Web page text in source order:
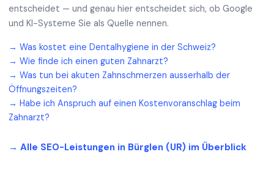
entscheidet — und genau hier entscheidet sich, ob Google
und KI-Systeme Sie als Quelle nennen.
→ Was kostet eine Dentalhygiene in der Schweiz?
→ Wie finde ich einen guten Zahnarzt?
→ Was tun bei akuten Zahnschmerzen ausserhalb der
Öffnungszeiten?
→ Habe ich Anspruch auf einen Kostenvoranschlag beim
Zahnarzt?
→ Alle SEO-Leistungen in Bürglen (UR) im Überblick